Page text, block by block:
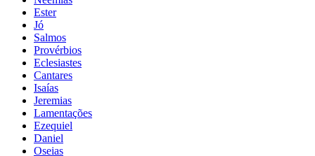
Ester
Jó
Salmos
Provérbios
Eclesiastes
Cantares
Isaías
Jeremias
Lamentações
Ezequiel
Daniel
Oseias